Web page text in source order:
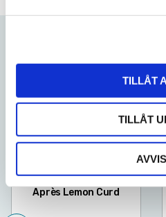
TILLÅT
TILLÅT
Après Lemon Curd
Lägg till